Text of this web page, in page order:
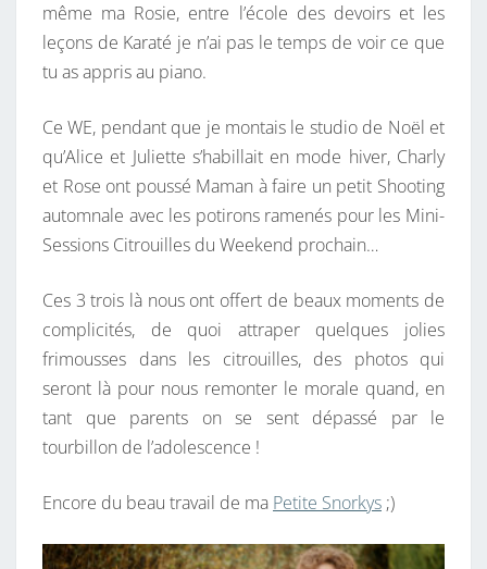
S
E
I
T
R
O
U
L
L
E
S
même ma Rosie, entre l’école des devoirs et les
leçons de Karaté je n’ai pas le temps de voir ce que
tu as appris au piano.
Ce WE, pendant que je montais le studio de Noël et
qu’Alice et Juliette s’habillait en mode hiver, Charly
et Rose ont poussé Maman à faire un petit Shooting
automnale avec les potirons ramenés pour les Mini-
Sessions Citrouilles du Weekend prochain…
Ces 3 trois là nous ont offert de beaux moments de
complicités, de quoi attraper quelques jolies
frimousses dans les citrouilles, des photos qui
seront là pour nous remonter le morale quand, en
tant que parents on se sent dépassé par le
tourbillon de l’adolescence !
Encore du beau travail de ma Petite Snorkys ;)